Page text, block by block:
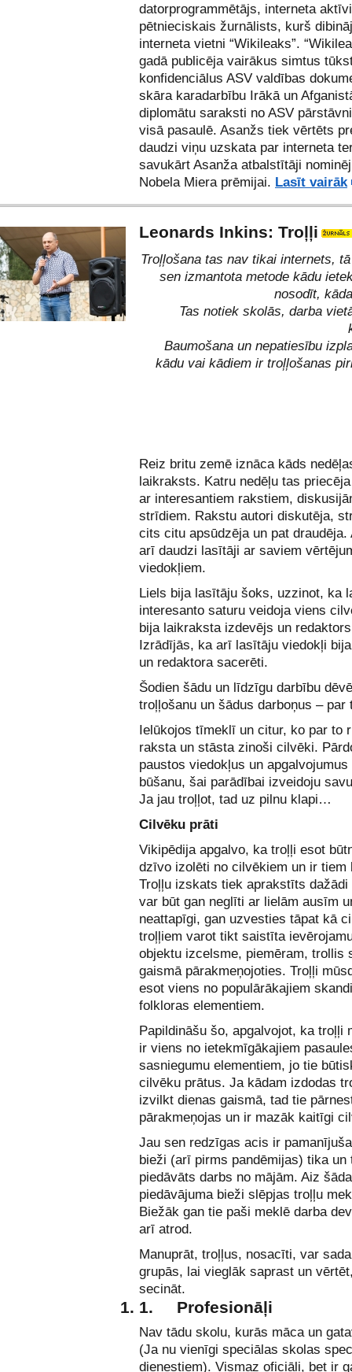
datorprogrammētājs, interneta
pētnieciskais žurnālists, kurš
interneta vietni “Wikileaks”.
gadā publicēja vairākus simtus
konfidenciālus ASV valdības
skāra karadarbību Irākā un
diplomātu saraksti no ASV
visā pasaulē. Asanžs tiek vērtēts
daudzi viņu uzskata par interneta
savukārt Asanža atbalstītāji
Nobela Miera prēmijai. Lasīt vairāk
Leonards Inkins: Troļļi
Troļļošana tas nav tikai internets,
sen izmantota metode kādu
nosodīt,
Tas notiek skolās, darba
Baumošana un nepatiesību
kādu vai kādiem ir troļļošanas
Reiz britu zemē iznāca kāds
laikraksts. Katru nedēļu tas
ar interesantiem rakstiem,
strīdiem. Rakstu autori diskutēja,
cits citu apsūdzēja un pat draudēja.
arī daudzi lasītāji ar saviem
viedokļiem.
Liels bija lasītāju šoks, uzzinot, ka
interesanto saturu veidoja viens
bija laikraksta izdevējs un
Izrādījās, ka arī lasītāju viedokļi
un redaktora sacerēti.
Šodien šādu un līdzīgu darbību
troļļošanu un šādus darboņus – par
Ielūkojos tīmeklī un citur, ko par to
raksta un stāsta zinoši cilvēki.
paustos viedokļus un
būšanu, šai parādībai izveidoju
Ja jau troļļot, tad uz pilnu klapi…
Cilvēku prāti
Vikipēdija apgalvo, ka troļļi esot
dzīvo izolēti no cilvēkiem un ir tiem
Troļļu izskats tiek aprakstīts
var būt gan neglīti ar lielām ausīm
neattapīgi, gan uzvesties tāpat kā
troļļiem varot tikt saistīta
objektu izcelsme, piemēram, trollis
gaismā pārakmeņojoties. Troļļi
esot viens no populārākajiem
folkloras elementiem.
Papildināšu šo, apgalvojot, ka troļļi
ir viens no ietekmīgākajiem
sasniegumu elementiem, jo tie
cilvēku prātus. Ja kādam izdodas
izvilkt dienas gaismā, tad tie
pārakmeņojas un ir mazāk kaitīgi
Jau sen redzīgas acis ir
bieži (arī pirms pandēmijas) tika un
piedāvāts darbs no mājām. Aiz šāda
piedāvājuma bieži slēpjas troļļu
Biežāk gan tie paši meklē darba
arī atrod.
Manuprāt, troļļus, nosacīti, var
grupās, lai vieglāk saprast un
secināt.
1. Profesionāļi
Nav tādu skolu, kurās māca un
(Ja nu vienīgi speciālas skolas
dienestiem). Vismaz oficiāli, bet ir